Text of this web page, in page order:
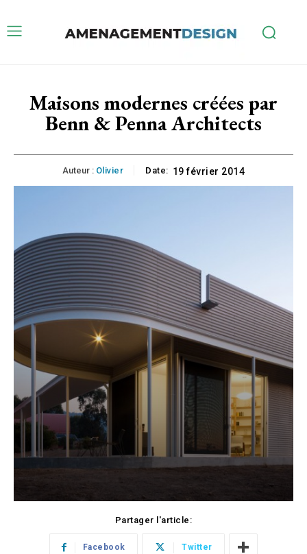
Maisons modernes créées par
Benn & Penna Architects
Auteur : Olivier Date: 19 février 2014
Partager l'article:
Facebook Twitter